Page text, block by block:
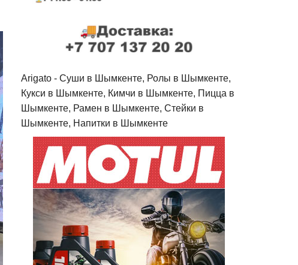
Arigato - Cуши в Шымкенте, Ролы в Шымкенте,
Кукси в Шымкенте, Кимчи в Шымкенте, Пицца в
Шымкенте, Рамен в Шымкенте, Стейки в
Шымкенте, Напитки в Шымкенте